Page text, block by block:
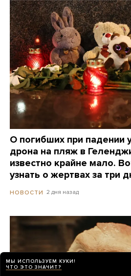
О погибших при падении
дрона на пляж в
известно крайне мало.
узнать о жертвах за три
НОВОСТИ 2 дня назад
МЫ ИСПОЛЬЗУЕМ КУКИ!
ЧТО ЭТО ЗНАЧИТ?